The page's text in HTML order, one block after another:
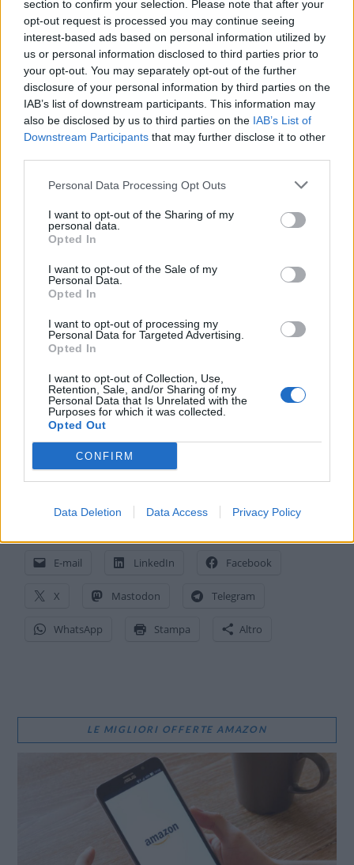
section to confirm your selection. Please note that after your
opt-out request is processed you may continue seeing
interest-based ads based on personal information utilized by
us or personal information disclosed to third parties prior to
your opt-out. You may separately opt-out of the further
disclosure of your personal information by third parties on the
IAB’s list of downstream participants. This information may
also be disclosed by us to third parties on the IAB’s List of
Downstream Participants that may further disclose it to other
Personal Data Processing Opt Outs
I want to opt-out of the Sharing of my
personal data.
Opted In
I want to opt-out of the Sale of my
Personal Data.
Opted In
I want to opt-out of processing my
Personal Data for Targeted Advertising.
Opted In
I want to opt-out of Collection, Use,
Retention, Sale, and/or Sharing of my
Personal Data that Is Unrelated with the
Purposes for which it was collected.
Opted Out
CONFIRM
Data Deletion Data Access Privacy Policy
comunicazione ndr
, nessuna rimodulazione retroattiva ma solo
una comunicazione che ha fatto tremare molti (a destra l’attuale
definizione della nota 1 da cui era assai difficile capire in maniera
chiara ed univoca che la temuta variazione valesse solo per le
nuove attivazioni,ndr).
Ad oggi quindi per un utilizzo all’interno della chiavetta USB e/o
del terminale come modem restano comunque a disposizione le
Comunque vi invitiamo a discuterne nel nostro
NOTA BENE:l’articolo, dopo la sua prima
pubblicazione dal titolo “
Internet… senza avviso
” è stato
nuovo titolo alleore 15:30 di sabato 3 luglio
neretto le nuove specifiche rispetto al testo
precedente, oltre alla parte finale dello stesso.
E-mail LinkedIn Facebook
X Mastodon Telegram
WhatsApp Stampa Altro
LE MIGLIORI OFFERTE AMAZON